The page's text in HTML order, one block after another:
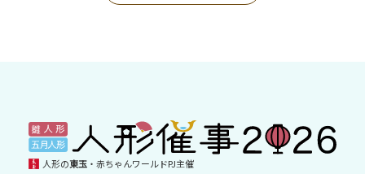
人形の東玉 ・赤ちゃんワールドPJ主催